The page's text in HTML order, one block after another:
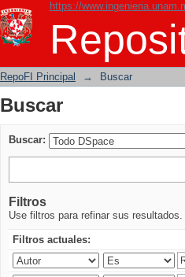
https://
Buscar
RepoFI Principal → Buscar
Buscar
Buscar:
Filtros
Use filtros para refinar sus resultados.
Filtros actuales: